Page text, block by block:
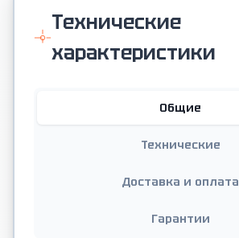
Технические
характеристики
Общие
Технические
Доставка и оплата
Гарантии